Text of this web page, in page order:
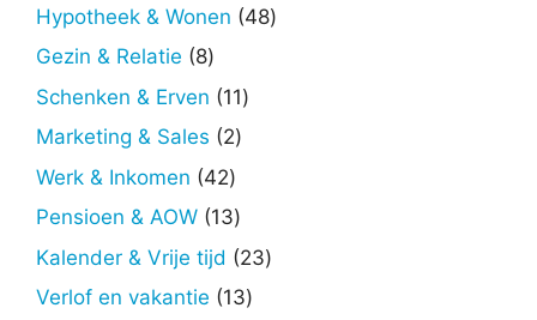
producten
Hypotheek & Wonen 4848
Gezin & Relatie 88
producten
Schenken & Erven 1111
Marketing & Sales 22
Werk & Inkomen 4242
producten
Pensioen & AOW 1313
producten
Kalender & Vrije tijd 2323
Verlof en vakantie 1313